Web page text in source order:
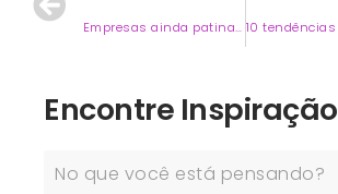
Empresas ainda patinam na maturidade em Business Intelligence
Encontre Inspiração